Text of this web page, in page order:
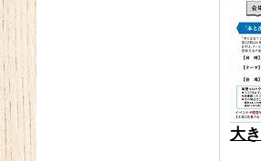
大